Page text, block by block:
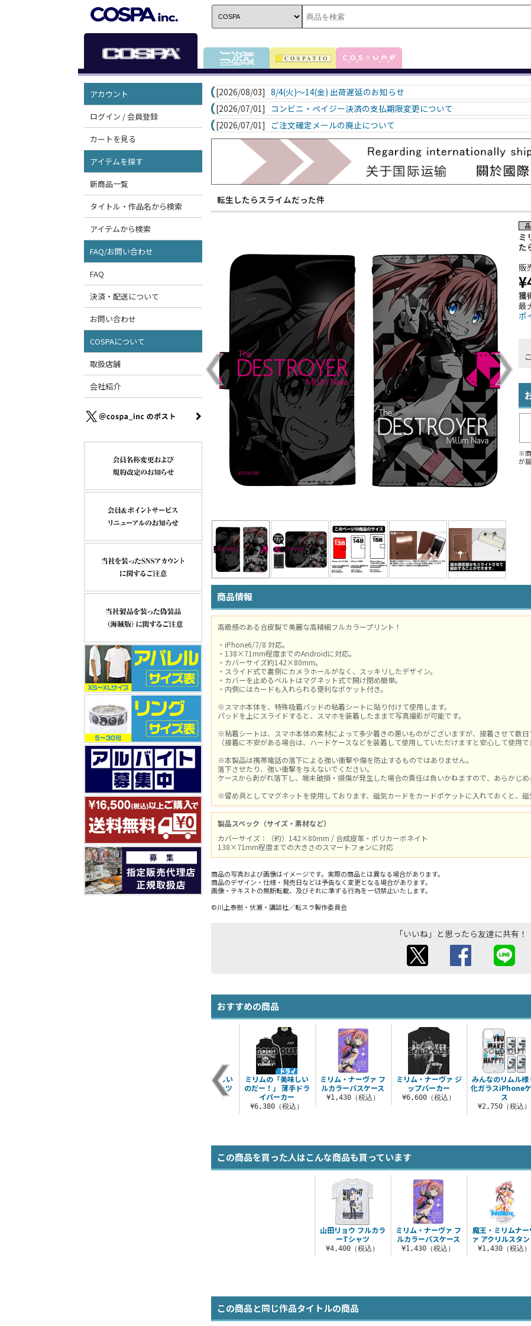
アカウント
ログイン / 会員登録
カートを見る
アイテムを探す
新商品一覧
タイトル・作品名から検索
アイテムから検索
FAQ/お問い合わせ
FAQ
決済・配送について
お問い合わせ
COSPAについて
取扱店舗
会社紹介
[2026/08/03] 8/4(火)～14(金) 出荷遅延のお知らせ
[2026/07/01]
コンビニ・ペイジー決済の支払期限変更について
[2026/07/01]
ご注文確定メールの廃止について
転生したらスライムだった件
ミ
た
販
獲
最
ポ
※商
が
商品情報
高級感のある合皮製で美麗な高精細フルカラープリント！
・iPhone6/7/8 対応。
・138×71mm程度までのAndroidに対応。
・カバーサイズ約142×80mm。
・スライド式で裏側にカメラホールがなく、スッキリしたデザイン。
・カバーを止めるベルトはマグネット式で開け閉め簡単。
・内側にはカードも入れられる便利なポケット付き。
※スマホ本体を、特殊吸着パッドの粘着シートに貼り付けて使用します。
パッドを上にスライドすると、スマホを装着したままで写真撮影が可能です。
※粘着シートは、スマホ本体の素材によって多少着きの悪いものがございますが、接着させて数日
（接着に不安がある場合は、ハードケースなどを装着して使用していただけますと安心して使用で
※本製品は携帯電話の落下による強い衝撃や傷を防止するものではありません。
落下させたり、強い衝撃を与えないでください。
ケースから剥がれ落下し、端末破損・損傷が発生した場合の責任は負いかねますので、あらかじめ
※留め具としてマグネットを使用しております、磁気カードをカードポケットに入れておくと、磁
製品スペック（サイズ・素材など）
カバーサイズ：（約）142×80mm / 合成皮革・ポリカーボネイト
138×71mm程度までの大きさのスマートフォンに対応
商品の写真および画像はイメージです。実際の商品とは異なる場合があります。
商品のデザイン・仕様・発売日などは予告なく変更となる場合があります。
画像・テキストの無断転載、及びそれに準ずる行為を一切禁止いたします。
©川上泰樹・伏瀬・講談社／転スラ製作委員会
「いいね」と思ったら友達に共有！
おすすめの商品
ミリム・ナーヴァ ジ
ップパーカー
¥6,600（税込）
みんなのリムル様
化ガラスiPhone
ス
¥2,750（税込）
ミリムの「美味しい
のだー！」Tシャツ
¥3,190（税込）
ミリムの「美味しい
のだー！」 薄手ドラ
イパーカー
¥6,380（税込）
ミリム・ナーヴァ フ
ルカラーパスケース
¥1,430（税込）
この商品を買った人はこんな商品も買っています
ミリム・ナーヴァ フ
ルカラーパスケース
¥1,430（税込）
魔王・ミリムナー
ァ アクリルスタ
¥1,430（税込）
山田リョウ フルカラ
ーTシャツ
¥4,400（税込）
この商品と同じ作品タイトルの商品